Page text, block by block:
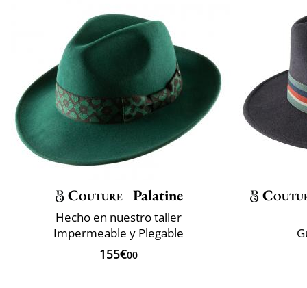
Couture Palatine
Hecho en nuestro taller
Impermeable y Plegable
155€00